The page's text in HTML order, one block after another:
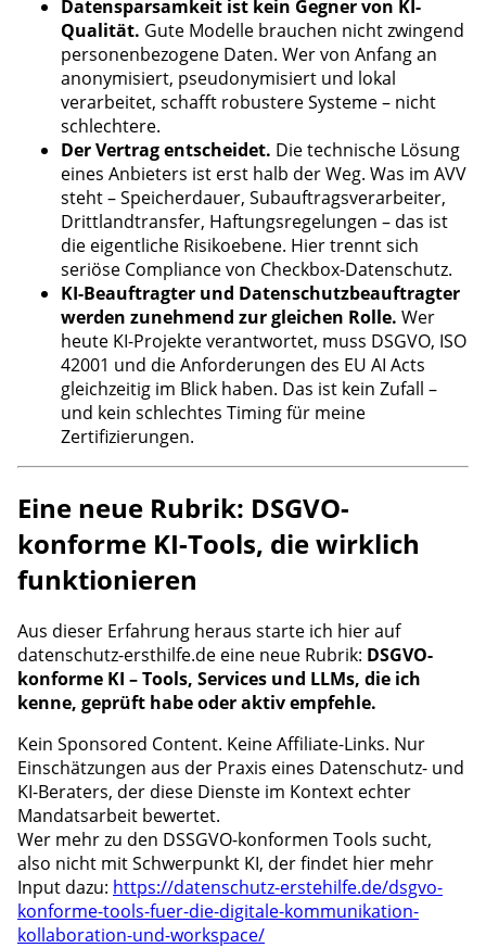
Datensparsamkeit ist kein Gegner von KI-
Qualität. Gute Modelle brauchen nicht zwingend
personenbezogene Daten. Wer von Anfang an
anonymisiert, pseudonymisiert und lokal
verarbeitet, schafft robustere Systeme – nicht
schlechtere.
Der Vertrag entscheidet. Die technische Lösung
eines Anbieters ist erst halb der Weg. Was im AVV
steht – Speicherdauer, Subauftragsverarbeiter,
Drittlandtransfer, Haftungsregelungen – das ist
die eigentliche Risikoebene. Hier trennt sich
seriöse Compliance von Checkbox-Datenschutz.
KI-Beauftragter und Datenschutzbeauftragter
werden zunehmend zur gleichen Rolle. Wer
heute KI-Projekte verantwortet, muss DSGVO, ISO
42001 und die Anforderungen des EU AI Acts
gleichzeitig im Blick haben. Das ist kein Zufall –
und kein schlechtes Timing für meine
Zertifizierungen.
Eine neue Rubrik: DSGVO-
konforme KI-Tools, die wirklich
funktionieren
Aus dieser Erfahrung heraus starte ich hier auf
datenschutz-ersthilfe.de eine neue Rubrik: DSGVO-
konforme KI – Tools, Services und LLMs, die ich
kenne, geprüft habe oder aktiv empfehle.
Kein Sponsored Content. Keine Affiliate-Links. Nur
Einschätzungen aus der Praxis eines Datenschutz- und
KI-Beraters, der diese Dienste im Kontext echter
Mandatsarbeit bewertet.
Wer mehr zu den DSSGVO-konformen Tools sucht,
also nicht mit Schwerpunkt KI, der findet hier mehr
Input dazu: https://datenschutz-erstehilfe.de/dsgvo-
konforme-tools-fuer-die-digitale-kommunikation-
kollaboration-und-workspace/